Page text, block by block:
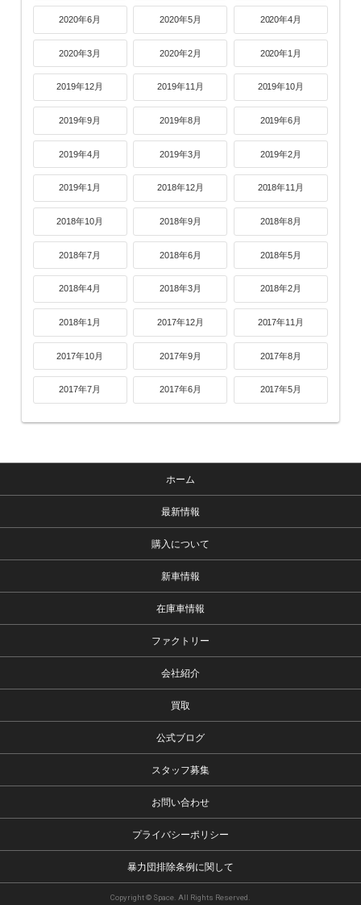
2020年6月 2020年5月 2020年4月
2020年3月 2020年2月 2020年1月
2019年12月 2019年11月 2019年10月
2019年9月 2019年8月 2019年6月
2019年4月 2019年3月 2019年2月
2019年1月 2018年12月 2018年11月
2018年10月 2018年9月 2018年8月
2018年7月 2018年6月 2018年5月
2018年4月 2018年3月 2018年2月
2018年1月 2017年12月 2017年11月
2017年10月 2017年9月 2017年8月
2017年7月 2017年6月 2017年5月
ホーム
最新情報
購入について
新車情報
在庫車情報
ファクトリー
会社紹介
買取
公式ブログ
スタッフ募集
お問い合わせ
プライバシーポリシー
暴力団排除条例に関して
Copyright © Space. All Rights Reserved.